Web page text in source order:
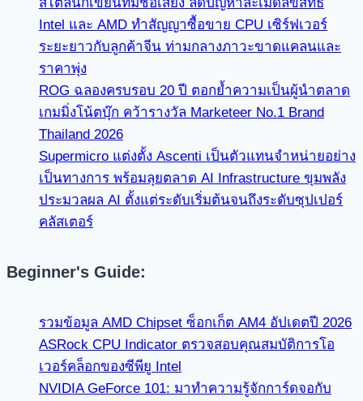
Intel และ AMD ทำสัญญาซื้อขาย CPU เซิร์ฟเวอร์
ระยะยาวกับลูกค้าจีน ท่ามกลางภาวะขาดแคลนและ
ราคาพุ่ง
ROG ฉลองครบรอบ 20 ปี ตอกย้ำความเป็นผู้นำตลาด
เกมมิ่งโน้ตบุ๊ก คว้ารางวัล Marketeer No.1 Brand
Thailand 2026
Supermicro แต่งตั้ง Ascenti เป็นตัวแทนจำหน่ายอย่าง
เป็นทางการ พร้อมลุยตลาด AI Infrastructure ขุมพลัง
ประมวลผล AI ตั้งแต่ระดับเริ่มต้นจนถึงระดับซุปเปอร์
คลัสเตอร์
Beginner's Guide:
รวมข้อมูล AMD Chipset ซ็อกเก็ต AM4 อัปเดตปี 2026
ASRock CPU Indicator ตรวจสอบคุณสมบัติการโอ
เวอร์คล็อกของซีพียู Intel
NVIDIA GeForce 101: มาทำความรู้จักการ์ดจอกับ